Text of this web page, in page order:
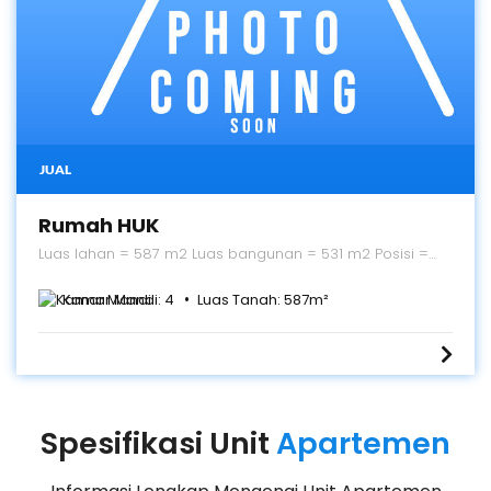
JUAL
Rumah HUK
Luas lahan = 587 m2 Luas bangunan = 531 m2 Posisi =
Taman Listrik = 10.500 kwh Sertifikat : Hak Guna Bangunan,
Kamar Mandi: 4 Luas Tanah: 587m²
Spesifikasi UnitApartemen